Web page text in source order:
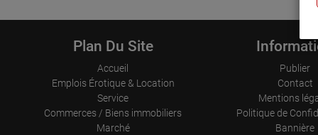
Plan Du Site
Accueil
Emplois Érotique & Location
Service
Commerces / Biens immobiliers
Marché
Publier
Contact
Mentions
Politique de
Bannière